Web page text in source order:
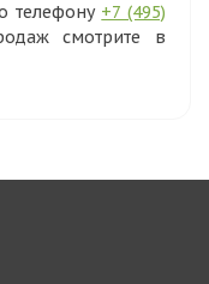
телефону +7 (495)
смотрите в